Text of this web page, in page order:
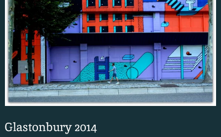
Glastonbury 2014